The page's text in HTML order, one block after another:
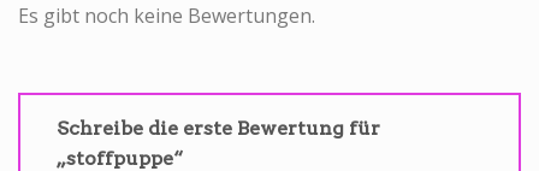
Es gibt noch keine Bewertungen.
Schreibe die erste Bewertung für
„stoffpuppe“